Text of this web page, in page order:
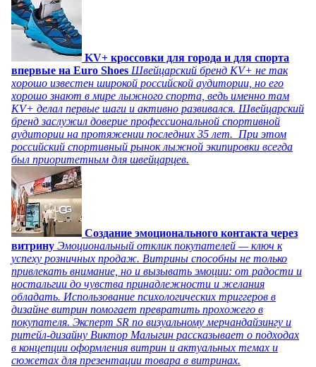
KV+ кроссовки для города и для спорта
впервые на Euro Shoes Швейцарский бренд KV+ не так
хорошо известен широкой российской аудитории, но его
хорошо знают в мире лыжного спорта, ведь именно там
KV+ делал первые шаги и активно развивался. Швейцарский
бренд заслужил доверие профессиональной спортивной
аудитории на протяжении последних 35 лет. При этом
российский спортивный рынок лыжной экипировки всегда
был приоритетным для швейцарцев.
Создание эмоционального контакта через
витрину Эмоциональный отклик покупателей — ключ к
успеху розничных продаж. Витрины способны не только
привлекать внимание, но и вызывать эмоции: от радости и
ностальгии до чувства принадлежности и желания
обладать. Использование психологических триггеров в
дизайне витрин помогает превратить прохожего в
покупателя. Эксперт SR по визуальному мерчандайзингу и
ритейл-дизайну Виктор Малыгин рассказывает о подходах
в концепции оформления витрин и актуальных темах и
сюжетах для презентации товара в витринах.